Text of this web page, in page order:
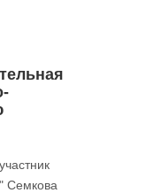
Семкова